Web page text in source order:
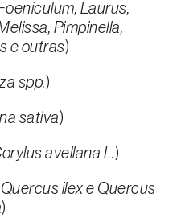
Laurus,
Pimpinella,
e outras)
spp.)
sativa)
avellana L.)
Quercus ilex e Quercus
)